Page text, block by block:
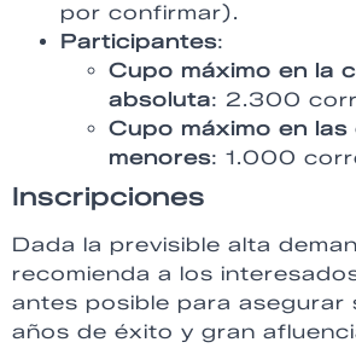
por confirmar).
Participantes:
Cupo máximo en la
absoluta: 2.300
Cupo máximo en
menores: 1.000
Inscripciones
Dada la previsible alta
recomienda a los
antes posible para asegurar
años de éxito y gran